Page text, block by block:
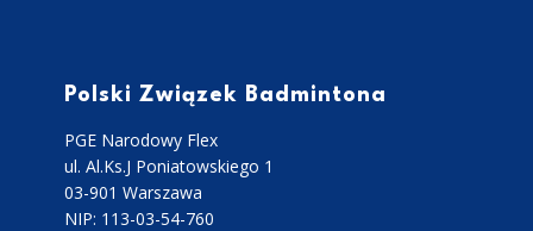
Polski Związek Badmintona
PGE Narodowy Flex
ul. Al.Ks.J Poniatowskiego 1
03-901 Warszawa
NIP: 113-03-54-760